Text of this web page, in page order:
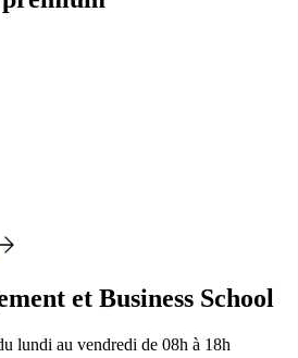
et Business School
lundi au vendredi de 08h à 18h